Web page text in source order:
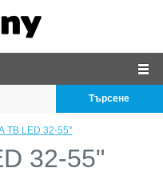
Търсене
ТВ LED 32-55"
32-55"